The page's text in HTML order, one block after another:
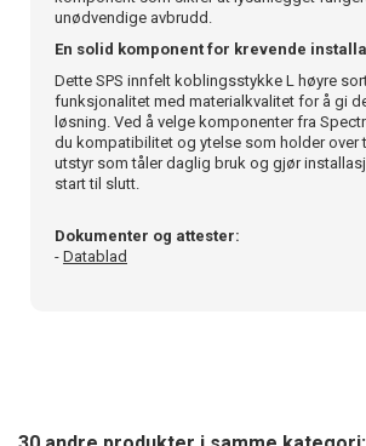
unødvendige avbrudd.
En solid komponent for krevende
Dette SPS innfelt koblingsstykke L høyre
funksjonalitet med materialkvalitet for å gi
løsning. Ved å velge komponenter fra
du kompatibilitet og ytelse som holder over
utstyr som tåler daglig bruk og gjør
start til slutt.
Dokumenter og attester:
- Datablad